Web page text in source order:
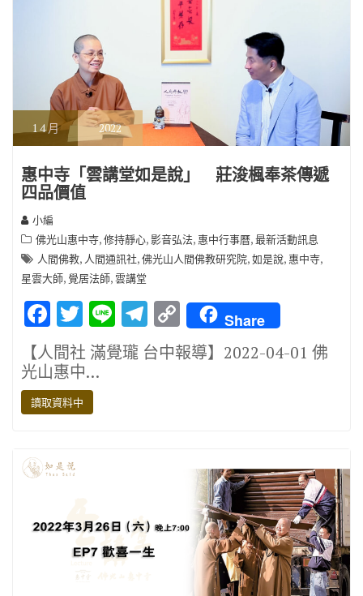
14 月 2022
惠中寺「雲講堂如是說」 莊浚楓奉茶傳遞
四品價值
小編
佛光山惠中寺,修持靜心,影音弘法, 惠中行事曆,最新活動訊息
人間佛教, 人間通訊社,佛光山人間佛教研究院,如是說, 惠中寺,
星雲大師, 覺居法師,雲講堂
F
ac
e
b
o
k
T
w
it
te
r
Li
n
e
T
el
e
C
o
p
Share
【人間社 滿覺瓏 台中報導】2022-04-01 佛
光山惠中…
讀取資料中